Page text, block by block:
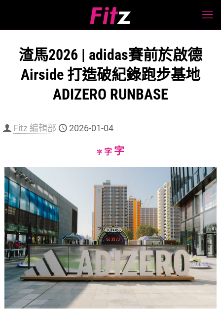
渣馬2026 | adidas賽前於啟德
Airside 打造破紀錄跑步基地
ADIZERO RUNBASE
Fitz 編輯部 2026-01-04
字Decrease
字Reset
字Increase